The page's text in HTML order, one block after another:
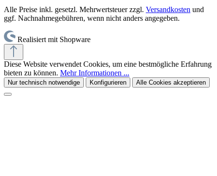
Alle Preise inkl. gesetzl. Mehrwertsteuer zzgl. Versandkosten und
ggf. Nachnahmegebühren, wenn nicht anders angegeben.
Realisiert mit Shopware
Diese Website verwendet Cookies, um eine bestmögliche Erfahrung
bieten zu können. Mehr Informationen ...
Nur technisch notwendige Konfigurieren Alle Cookies akzeptieren